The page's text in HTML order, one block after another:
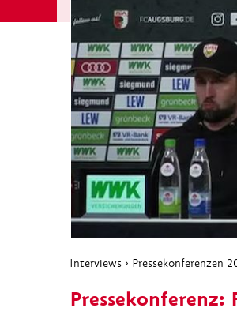
Interviews › Pressekonferenzen